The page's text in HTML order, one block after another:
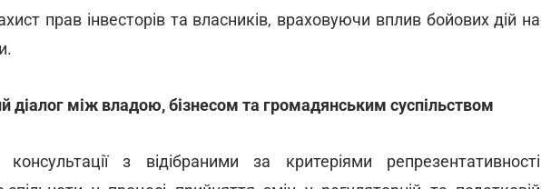
прав інвесторів та власників, враховуючи вплив бойових дій на
діалог між владою, бізнесом та громадянським суспільством
з відібраними за критеріями репрезентативності